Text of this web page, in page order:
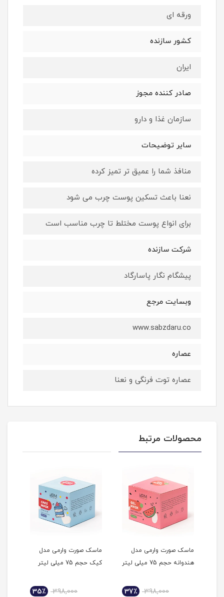
ورقه ای
کشور سازنده
ایران
صادر کننده مجوز
سازمان غذا و دارو
سایر توضیحات
منافذ شما را عمیق تر تمیز کرده
نعنا باعث تسکین پوست چرب می شود
برای انواع پوست مختلط تا چرب مناسب است
شرکت سازنده
پیشگام نگار پاسارگاد
وبسایت مرجع
www.sabzdaru.co
عصاره
عصاره توت فرنگی و نعنا
محصولات مرتبط
ماسک صورت وارمی مدل
کیک حجم 75 میلی لیتر
398,000
ماسک صورت خاک رسی
نعناع و لیمو وارمی
448,000